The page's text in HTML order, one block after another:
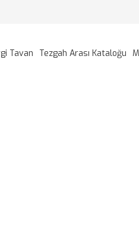
Tavan Tezgah Arası Kataloğu